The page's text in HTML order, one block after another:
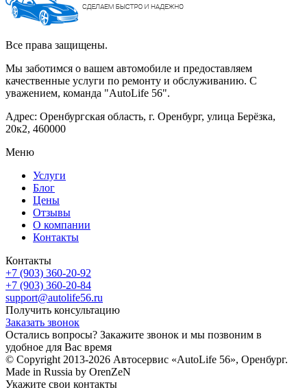
Все права защищены.
Мы заботимся о вашем автомобиле и предоставляем
качественные услуги по ремонту и обслуживанию. С
уважением, команда "AutoLife 56".
Адрес: Оренбургская область, г. Оренбург, улица Берёзка,
20к2, 460000
Меню
Услуги
Блог
Цены
Отзывы
О компании
Контакты
Контакты
+7 (903) 360-20-92
+7 (903) 360-20-84
support@autolife56.ru
Получить консультацию
Заказать звонок
Остались вопросы? Закажите звонок и мы позвоним в
удобное для Вас время
© Copyright 2013-2026 Автосервис «AutoLife 56», Оренбург.
Made in Russia by OrenZeN
Укажите свои контакты